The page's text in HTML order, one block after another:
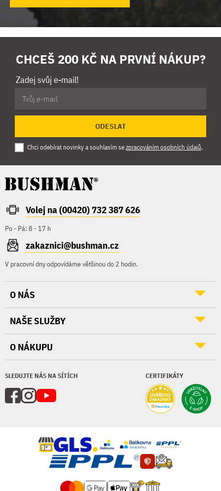
CHCEŠ 200 KČ NA PRVNÍ NÁKUP?
Zadej svůj e-mail!
ODESLAT
Chci odebírat novinky a souhlasím sezpracováním osobních údajů.
Volej na (00420) 732 387 626
Po - Pá: 8 - 17 h
zakaznici@bushman.cz
V pracovní dny odpovídáme většinou do 2 hodin.
SLEDUJTE NÁS NA SÍTÍCH CERTIFIKÁTY
O NÁS
NAŠE SLUŽBY
O NÁKUPU